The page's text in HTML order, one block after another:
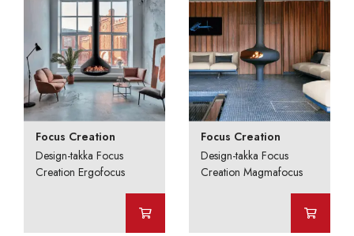
Focus Creation
Design-takka Focus
Creation Ergofocus
Focus Creation
Design-takka Focus
Creation Magmafocus